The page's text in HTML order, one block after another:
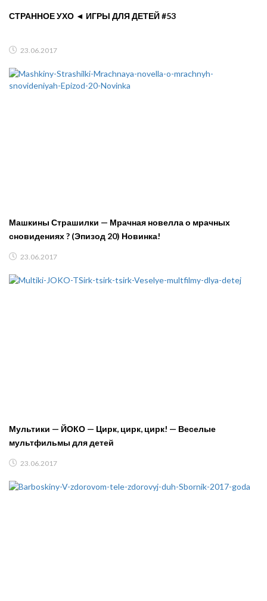
СТРАННОЕ УХО ◄ ИГРЫ ДЛЯ ДЕТЕЙ #53
23.06.2017
Машкины Страшилки — Мрачная новелла о мрачных
сновидениях ? (Эпизод 20) Новинка!
23.06.2017
Мультики — ЙОКО — Цирк, цирк, цирк! — Веселые
мультфильмы для детей
23.06.2017